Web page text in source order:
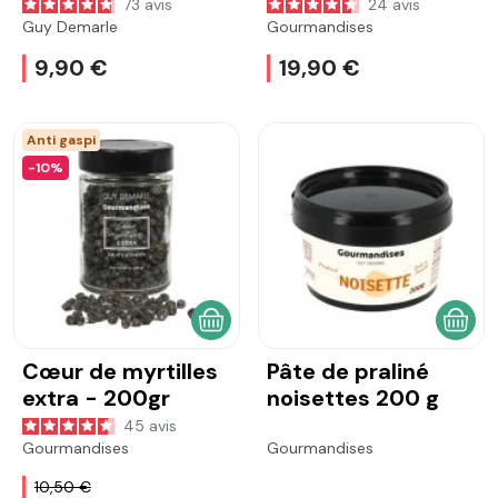
aromatisés
73 avis
Guy Demarle
9,90 €
24 avis
Gourmandises
19,90 €
Anti gaspi
-10%
Cœur de myrtilles
extra - 200gr
45 avis
Gourmandises
10,50 €
AJOUTER AU PANIER
Pâte de praliné
noisettes 200 g
Gourmandises